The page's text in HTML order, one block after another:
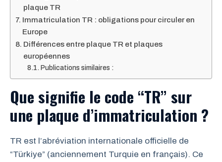
plaque TR
Immatriculation TR : obligations pour circuler en
Europe
Différences entre plaque TR et plaques
européennes
Publications similaires :
Que signifie le code “TR” sur
une plaque d’immatriculation ?
TR est l’abréviation internationale officielle de
“Türkiye” (anciennement Turquie en français). Ce